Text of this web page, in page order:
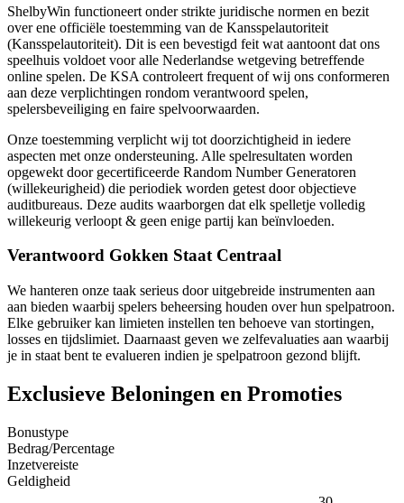
ShelbyWin functioneert onder strikte juridische normen en bezit
over ene officiële toestemming van de Kansspelautoriteit
(Kansspelautoriteit). Dit is een bevestigd feit wat aantoont dat ons
speelhuis voldoet voor alle Nederlandse wetgeving betreffende
online spelen. De KSA controleert frequent of wij ons conformeren
aan deze verplichtingen rondom verantwoord spelen,
spelersbeveiliging en faire spelvoorwaarden.
Onze toestemming verplicht wij tot doorzichtigheid in iedere
aspecten met onze ondersteuning. Alle spelresultaten worden
opgewekt door gecertificeerde Random Number Generatoren
(willekeurigheid) die periodiek worden getest door objectieve
auditbureaus. Deze audits waarborgen dat elk spelletje volledig
willekeurig verloopt & geen enige partij kan beïnvloeden.
Verantwoord Gokken Staat Centraal
We hanteren onze taak serieus door uitgebreide instrumenten aan
aan bieden waarbij spelers beheersing houden over hun spelpatroon.
Elke gebruiker kan limieten instellen ten behoeve van stortingen,
losses en tijdslimiet. Daarnaast geven we zelfevaluaties aan waarbij
je in staat bent te evalueren indien je spelpatroon gezond blijft.
Exclusieve Beloningen en Promoties
Bonustype
Bedrag/Percentage
Inzetvereiste
Geldigheid